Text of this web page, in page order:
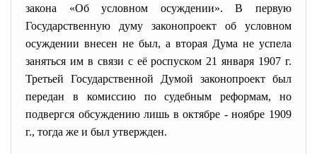
закона «Об условном осуждении». В первую
Государственную думу законопроект об условном
осуждении внесен не был, а вторая Дума не успела
заняться им в связи с её роспуском 21 января 1907 г.
Третьей Государственной Думой законопроект был
передан в комиссию по судебным реформам, но
подвергся обсуждению лишь в октябре - ноябре 1909
г., тогда же и был утвержден.